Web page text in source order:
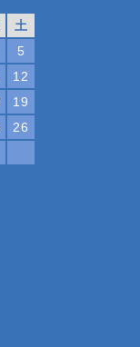
土
5
12
19
26